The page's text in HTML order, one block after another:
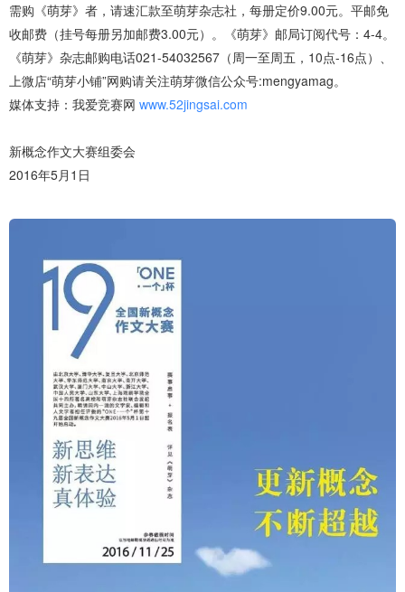
需购《萌芽》者，请速汇款至萌芽杂志社，每册定价9.00元。平邮免
收邮费（挂号每册另加邮费3.00元）。《萌芽》邮局订阅代号：4-4。
《萌芽》杂志邮购电话021-54032567（周一至周五，10点-16点）、
上微店“萌芽小铺”网购请关注萌芽微信公众号:mengyamag。
媒体支持：我爱竞赛网 www.52jingsai.com
新概念作文大赛组委会
2016年5月1日